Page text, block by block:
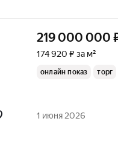
219 000 000
174 920 ₽ за м²
онлайн показ торг
1 июня 2026